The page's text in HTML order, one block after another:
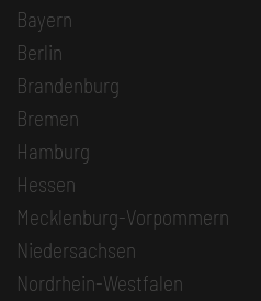
Bayern
Berlin
Brandenburg
Bremen
Hamburg
Hessen
Mecklenburg-Vorpommern
Niedersachsen
Nordrhein-Westfalen